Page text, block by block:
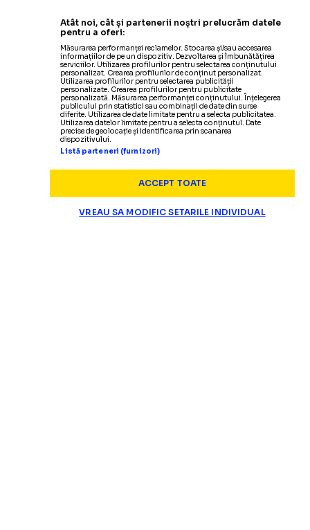
Atât noi, cât și partenerii noștri prelucrăm datele
pentru a oferi:
Măsurarea performanței reclamelor. Stocarea și/sau accesarea
informațiilor de pe un dispozitiv. Dezvoltarea și îmbunătățirea
serviciilor. Utilizarea profilurilor pentru selectarea conținutului
personalizat. Crearea profilurilor de conținut personalizat.
Utilizarea profilurilor pentru selectarea publicității
personalizate. Crearea profilurilor pentru publicitate
personalizată. Măsurarea performanței conținutului. Înțelegerea
publicului prin statistici sau combinații de date din surse
diferite. Utilizarea de date limitate pentru a selecta publicitatea.
Utilizarea datelor limitate pentru a selecta conținutul. Date
precise de geolocație și identificarea prin scanarea
dispozitivului.
Listă parteneri (furnizori)
ACCEPT TOATE
VREAU SA MODIFIC SETARILE INDIVIDUAL